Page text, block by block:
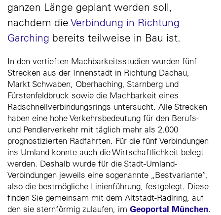
ganzen Länge geplant werden soll,
nachdem dieVerbindung in Richtung
Garching bereits teilweise in Bau ist.
In den vertieften Machbarkeitsstudien wurden fünf
Strecken aus der Innenstadt in Richtung Dachau,
Markt Schwaben, Oberhaching, Starnberg und
Fürstenfeldbruck sowie die Machbarkeit eines
Radschnellverbindungsrings untersucht. Alle Strecken
haben eine hohe Verkehrsbedeutung für den Berufs-
und Pendlerverkehr mit täglich mehr als 2.000
prognostizierten Radfahrten. Für die fünf Verbindungen
ins Umland konnte auch die Wirtschaftlichkeit belegt
werden. Deshalb wurde für die Stadt-Umland-
Verbindungen jeweils eine sogenannte „Bestvariante“,
also die bestmögliche Linienführung, festgelegt. Diese
finden Sie gemeinsam mit dem Altstadt-Radlring, auf
den sie sternförmig zulaufen, im Geoportal München.